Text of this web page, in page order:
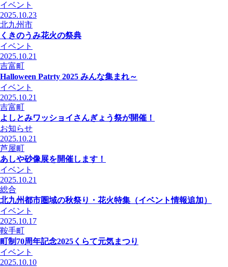
イベント
2025.10.23
北九州市
くきのうみ花火の祭典
イベント
2025.10.21
吉富町
Halloween Patrty 2025 みんな集まれ～
イベント
2025.10.21
吉富町
よしとみワッショイさんぎょう祭が開催！
お知らせ
2025.10.21
芦屋町
あしや砂像展を開催します！
イベント
2025.10.21
総合
北九州都市圏域の秋祭り・花火特集（イベント情報追加）
イベント
2025.10.17
鞍手町
町制70周年記念2025くらて元気まつり
イベント
2025.10.10